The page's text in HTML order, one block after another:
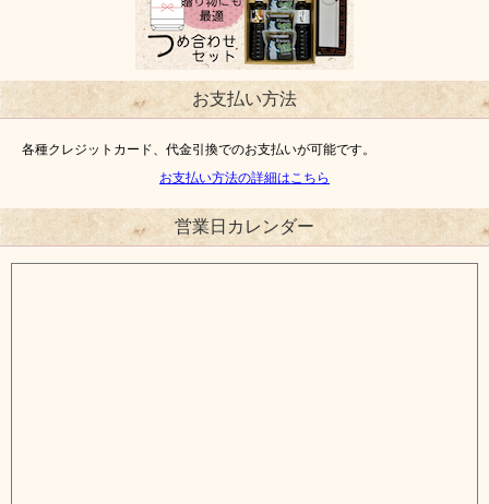
お支払い方法
各種クレジットカード、代金引換でのお支払いが可能です。
お支払い方法の詳細はこちら
営業日カレンダー